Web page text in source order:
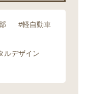
#軽自動車
ルデザイン